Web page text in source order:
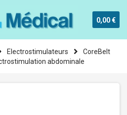
0,00 €
Electrostimulateurs
CoreBelt
abdominale